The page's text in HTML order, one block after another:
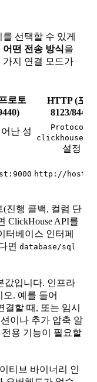
선택할 수 있게
어떤 전송 방식을
지 연결 모드가
로토
HTTP(포트
8123/8443)
난 성
Protocol:
설정
http://
(진행 콜백, 컬럼 단
ClickHouse API를
터베이스 인터페
면 database/sql
값입니다. 인프라
. 예를 들어
할 때, 또는 임시
이나 추가 압축 알
전용 기능이 필요할
티브 바이너리 인